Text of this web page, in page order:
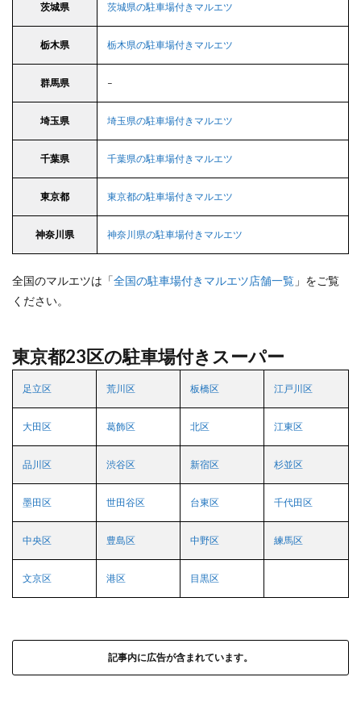
茨城県 茨城県の駐車場付きマルエツ
栃木県 栃木県の駐車場付きマルエツ
群馬県 –
埼玉県 埼玉県の駐車場付きマルエツ
千葉県 千葉県の駐車場付きマルエツ
東京都 東京都の駐車場付きマルエツ
神奈川県 神奈川県の駐車場付きマルエツ
全国のマルエツは「全国の駐車場付きマルエツ店舗一覧 」をご覧
ください。
東京都23区の駐車場付きスーパー
足立区 荒川区 板橋区 江戸川区
大田区 葛飾区 北区 江東区
品川区 渋谷区 新宿区 杉並区
墨田区 世田谷区 台東区 千代田区
中央区 豊島区 中野区 練馬区
文京区 港区 目黒区
記事内に広告が含まれています。